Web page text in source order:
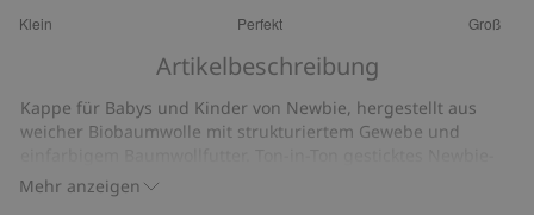
Klein Perfekt Groß
von
9
Bewertungen
Artikelbeschreibung
Mehr anzeigen
Kappe für Babys und Kinder von Newbie, hergestellt aus
weicher Biobaumwolle mit strukturiertem Gewebe und
Logo und elastische Rückseite für eine bequeme Passform.
Aus 100 % Biobaumwolle.